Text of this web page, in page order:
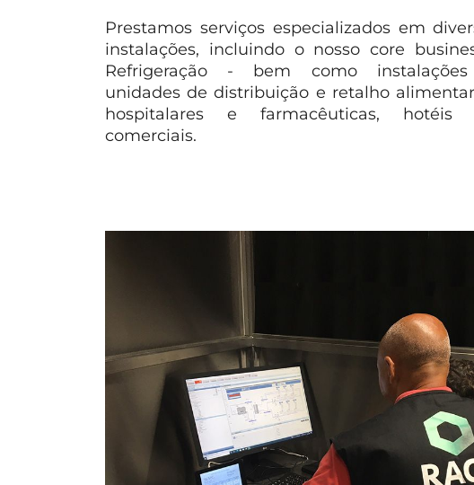
Prestamos serviços especializados em
instalações, incluindo o nosso core
Refrigeração - bem como instalações
unidades de distribuição e retalho
hospitalares e farmacêuticas, hotéis
comerciais.